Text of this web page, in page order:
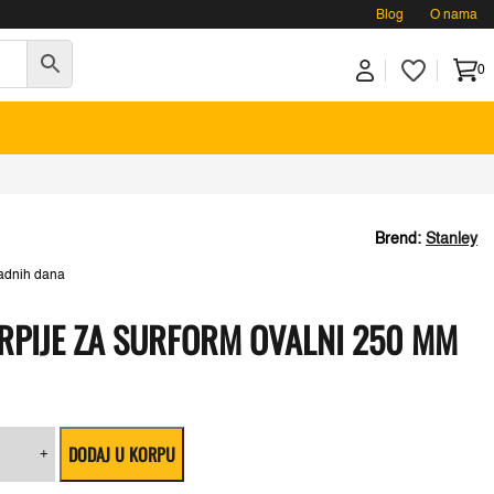
Blog O nama
0
Brend: Stanley
dana
ZA SURFORM OVALNI 250 MM
+ DODAJ U KORPU